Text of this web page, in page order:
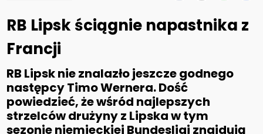
RB Lipsk ściągnie napastnika z
Francji
RB Lipsk nie znalazło jeszcze godnego
następcy Timo Wernera. Dość
powiedzieć, że wśród najlepszych
strzelców drużyny z Lipska w tym
sezonie niemieckiej Bundesligi znajdują